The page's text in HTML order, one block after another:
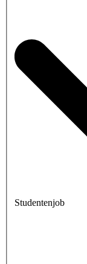
Studentenjob